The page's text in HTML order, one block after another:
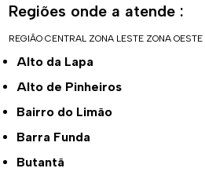
Regiões onde a atende :
REGIÃO CENTRAL ZONA LESTE ZONA OESTE
Alto da Lapa
Alto de Pinheiros
Bairro do Limão
Barra Funda
Butantã